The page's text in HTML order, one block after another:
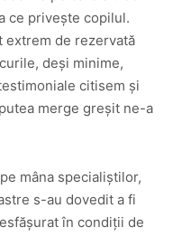
ce privește copilul.
extrem de rezervată
deși minime,
citisem și
merge greșit ne-a
mâna specialiștilor,
s-au dovedit a fi
în condiții de